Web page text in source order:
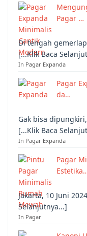
Pagar …
Di tengah
[...Klik Baca
In Pagar Expanda
Pagar
da…
Gak bisa
[...Klik Baca
In Pagar Expanda
Pagar
Jakarta, 10 Juni
Selanjutnya...]
In Pagar